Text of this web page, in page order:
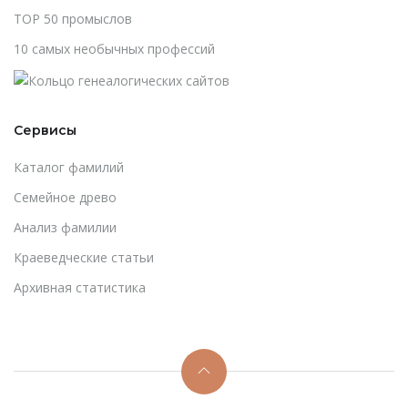
TOP 50 промыслов
10 самых необычных профессий
Сервисы
Каталог фамилий
Cемейное древо
Анализ фамилии
Краеведческие статьи
Архивная статистика